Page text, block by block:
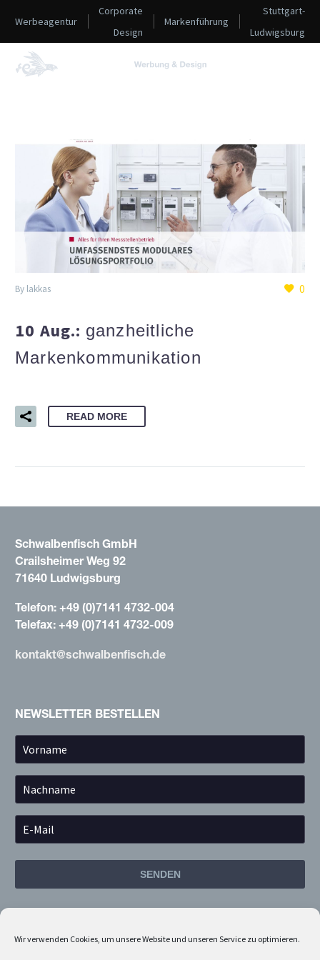
Wir verwenden Cookies, um unsere Website und unseren Service zu optimieren.
Werbeagentur
Corporate
Design
Markenführung
Stuttgart-
Ludwigsburg
0
By lakkas
10 Aug.: ganzheitliche
Markenkommunikation
READ MORE
Schwalbenfisch GmbH
Crailsheimer Weg 92
71640 Ludwigsburg
Telefon: +49 (0)7141 4732-004
Telefax: +49 (0)7141 4732-009
kontakt@schwalbenfisch.de
NEWSLETTER BESTELLEN
SENDEN